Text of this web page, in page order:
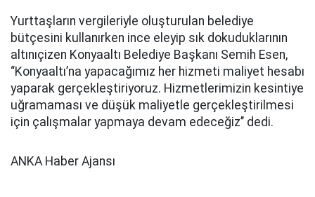
Yurttaşların vergileriyle oluşturulan belediye
bütçesini kullanırken ince eleyip sık dokuduklarının
altınıçizen Konyaaltı Belediye Başkanı Semih Esen,
“Konyaaltı’na yapacağımız her hizmeti maliyet hesabı
yaparak gerçekleştiriyoruz. Hizmetlerimizin kesintiye
uğramaması ve düşük maliyetle gerçekleştirilmesi
için çalışmalar yapmaya devam edeceğiz’’ dedi.
ANKA Haber Ajansı